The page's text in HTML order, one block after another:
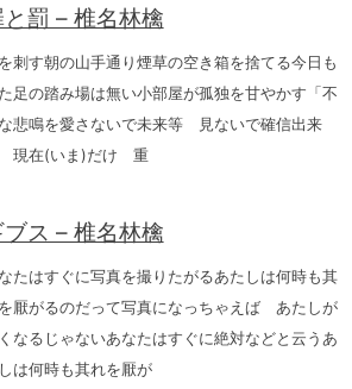
罰 – 椎名林檎
刺す朝の山手通り煙草の空き箱を捨てる今日も
足の踏み場は無い小部屋が孤独を甘やかす「不
悲鳴を愛さないで未来等 見ないで確信出来
現在(いま)だけ 重
ブス – 椎名林檎
たはすぐに写真を撮りたがるあたしは何時も其
厭がるのだって写真になっちゃえば あたしが
なるじゃないあなたはすぐに絶対などと云うあ
は何時も其れを厭が